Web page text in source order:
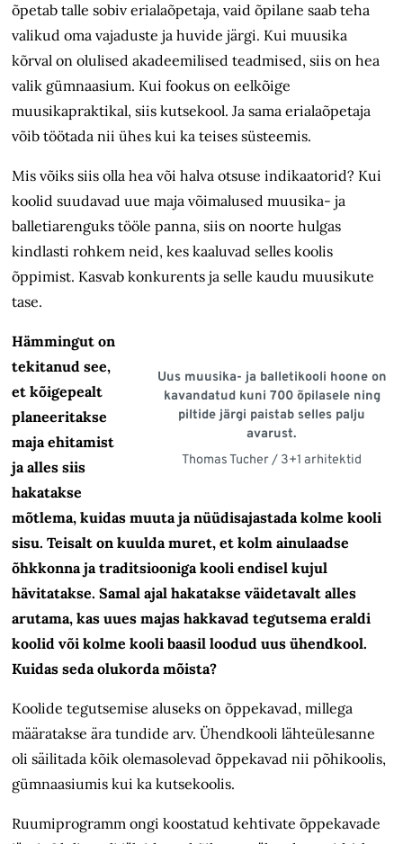
õpetab talle sobiv erialaõpetaja, vaid õpilane saab teha
valikud oma vajaduste ja huvide järgi. Kui muusika
kõrval on olulised akadeemilised teadmised, siis on hea
valik gümnaasium. Kui fookus on eelkõige
muusikapraktikal, siis kutsekool. Ja sama erialaõpetaja
võib töötada nii ühes kui ka teises süsteemis.
Mis võiks siis olla hea või halva otsuse indikaatorid? Kui
koolid suudavad uue maja võimalused muusika- ja
balletiarenguks tööle panna, siis on noorte hulgas
kindlasti rohkem neid, kes kaaluvad selles koolis
õppimist. Kasvab konkurents ja selle kaudu muusikute
tase.
Uus muusika- ja balletikooli hoone on
kavandatud kuni 700 õpilasele ning
piltide järgi paistab selles palju
avarust.
Thomas Tucher / 3+1 arhitektid
Hämmingut on
tekitanud see,
et kõigepealt
planeeritakse
maja ehitamist
ja alles siis
hakatakse
mõtlema, kuidas muuta ja nüüdisajastada kolme kooli
sisu. Teisalt on kuulda muret, et kolm ainulaadse
õhkkonna ja traditsiooniga kooli endisel kujul
hävitatakse. Samal ajal hakatakse väidetavalt alles
arutama, kas uues majas hakkavad tegutsema eraldi
koolid või kolme kooli baasil loodud uus ühendkool.
Kuidas seda olukorda mõista?
Koolide tegutsemise aluseks on õppekavad, millega
määratakse ära tundide arv. Ühendkooli lähteülesanne
oli säilitada kõik olemasolevad õppekavad nii põhikoolis,
gümnaasiumis kui ka kutse­koolis.
Ruumiprogramm ongi koostatud kehtivate õppekavade